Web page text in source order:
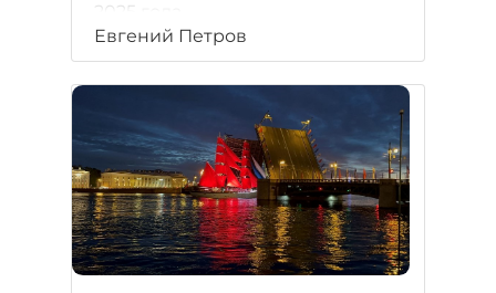
2025 года.
Евгений Петров